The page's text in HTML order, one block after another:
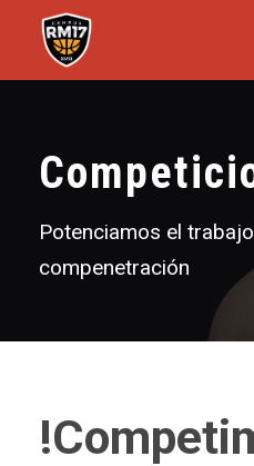
Potenciamos el
compenetración